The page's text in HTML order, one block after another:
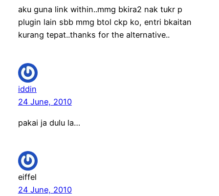
aku guna link within..mmg bkira2 nak tukr p
plugin lain sbb mmg btol ckp ko, entri bkaitan
kurang tepat..thanks for the alternative..
iddin
24 June, 2010
pakai ja dulu la…
eiffel
24 June, 2010